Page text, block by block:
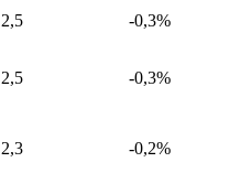
2,5 -0,3%
2,5 -0,3%
2,3 -0,2%